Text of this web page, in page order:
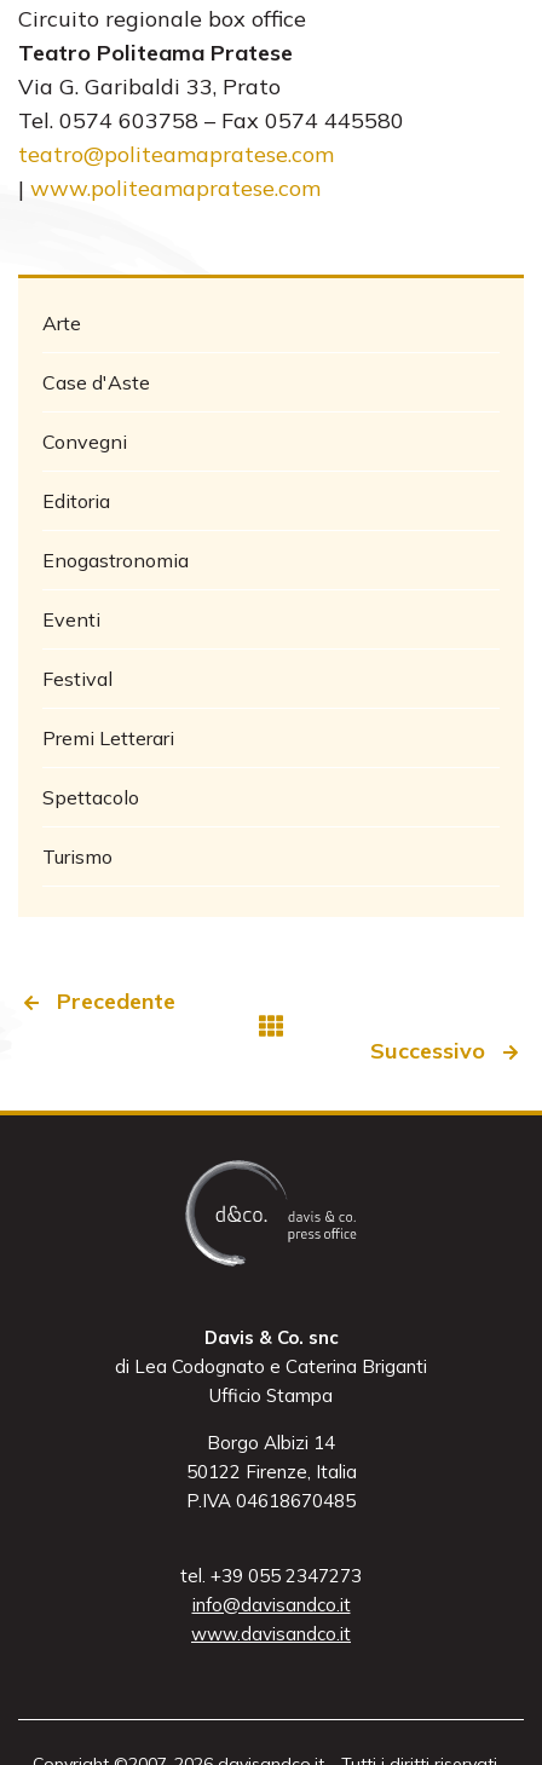
Circuito regionale box office
Teatro Politeama Pratese
Via G. Garibaldi 33, Prato
Tel. 0574 603758 – Fax 0574 445580
teatro@politeamapratese.com
| www.politeamapratese.com
Arte
Case d'Aste
Convegni
Editoria
Enogastronomia
Eventi
Festival
Premi Letterari
Spettacolo
Turismo
Precedente
Successivo
Davis & Co. snc
di Lea Codognato e Caterina Briganti
Ufficio Stampa
Borgo Albizi 14
50122 Firenze, Italia
P.IVA 04618670485
tel. +39 055 2347273
info@davisandco.it
www.davisandco.it